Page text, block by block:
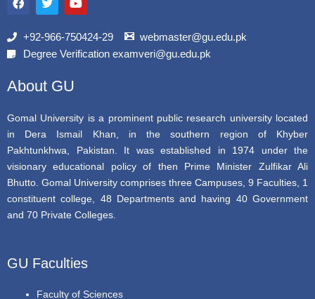
c
b
o
i
t
r
u
u
e
+92-966-750424-29
webmaster@gu.edu.pk
Degree Verification examveri@gu.edu.pk
About GU
Gomal University is a prominent public research university located
in Dera Ismail Khan, in the southern region of Khyber
Pakhtunkhwa, Pakistan. It was established in 1974 under the
visionary educational policy of then Prime Minister Zulfikar Ali
Bhutto. Gomal University comprises three Campuses, 9 Faculties, 1
constituent college, 48 Departments and having 40 Government
and 70 Private Colleges.
GU Faculties
Faculty of Sciences